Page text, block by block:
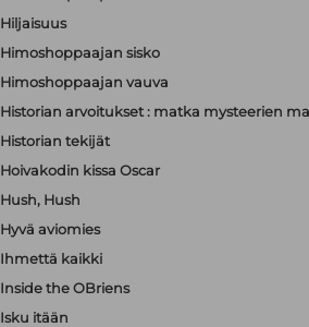
Hiljaisuus
Himoshoppaajan sisko
Himoshoppaajan vauva
Historian arvoitukset : matka mysteerien
Historian tekijät
Hoivakodin kissa Oscar
Hush, Hush
Hyvä aviomies
Ihmettä kaikki
Inside the OBriens
Isku itään